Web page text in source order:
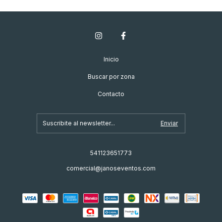
Inicio
Buscar por zona
Contacto
541123651773
comercial@janoseventos.com